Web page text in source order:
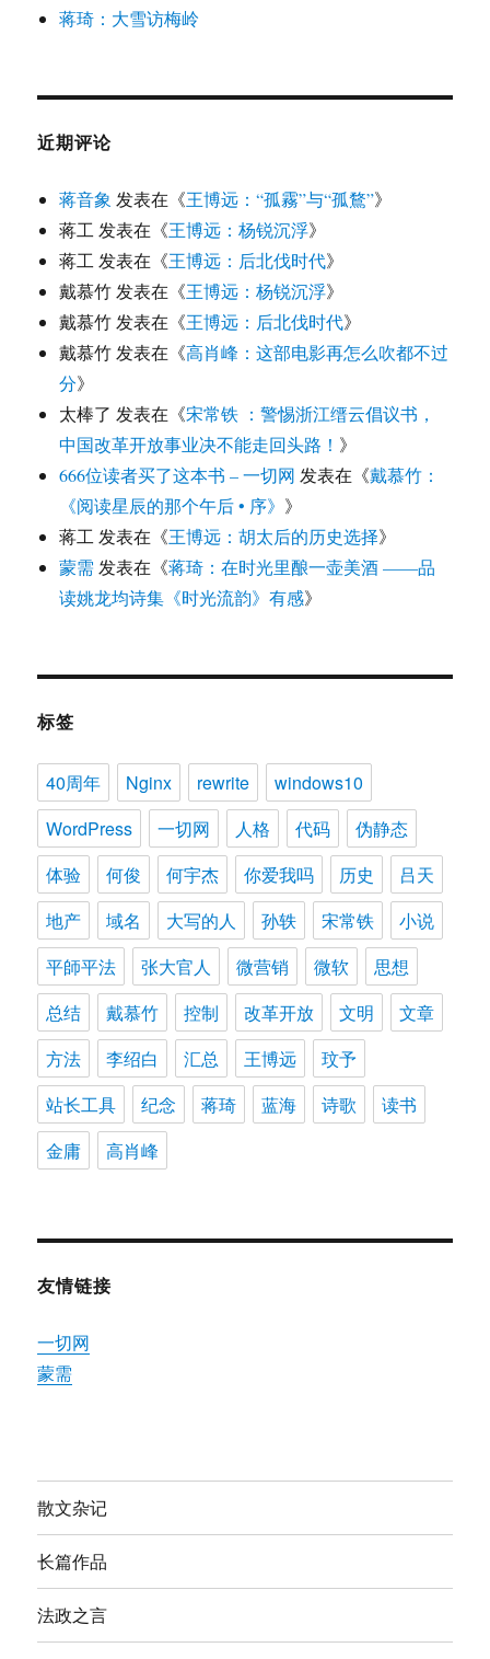
蒋琦：大雪访梅岭
近期评论
蒋音象 发表在《王博远：“孤霧”与“孤鶩”》
蒋工 发表在《王博远：杨锐沉浮》
蒋工 发表在《王博远：后北伐时代》
戴慕竹 发表在《王博远：杨锐沉浮》
戴慕竹 发表在《王博远：后北伐时代》
戴慕竹 发表在《高肖峰：这部电影再怎么吹都不过
分》
太棒了 发表在《宋常铁 ：警惕浙江缙云倡议书，
中国改革开放事业决不能走回头路！ 》
666位读者买了这本书 – 一切网 发表在《戴慕竹：
《阅读星辰的那个午后 • 序》 》
蒋工 发表在《王博远：胡太后的历史选择》
蒙需 发表在《蒋琦：在时光里酿一壶美酒 ——品
读姚龙均诗集《时光流韵》有感》
标签
40周年 Nginx rewrite
windows10
WordPress
一切网 人格 代码
伪静态
体验
何俊 何宇杰 你爱我吗 历史
吕天
地产
域名 大写的人 孙轶 宋常铁
小说
平師平法
张大官人 微营销 微软
思想
总结
戴慕竹 控制 改革开放 文明
文章
方法
李绍白 汇总 王博远
玟予
站长工具
纪念 蒋琦 蓝海 诗歌
读书
金庸
高肖峰
友情链接
一切网
蒙需
散文杂记
长篇作品
法政之言